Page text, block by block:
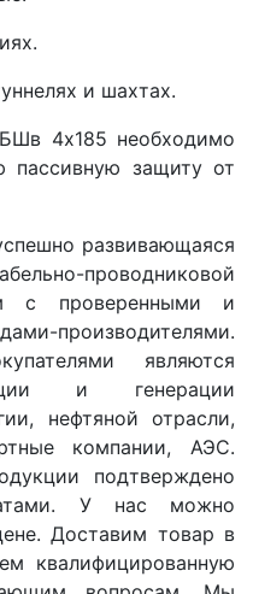
и шахтах.
4x185 необходимо
пассивную защиту от
развивающаяся
проводниковой
с проверенными и
являются
и генерации
нефтяной отрасли,
компании, АЭС.
подтверждено
У нас можно
Доставим товар в
квалифицированную